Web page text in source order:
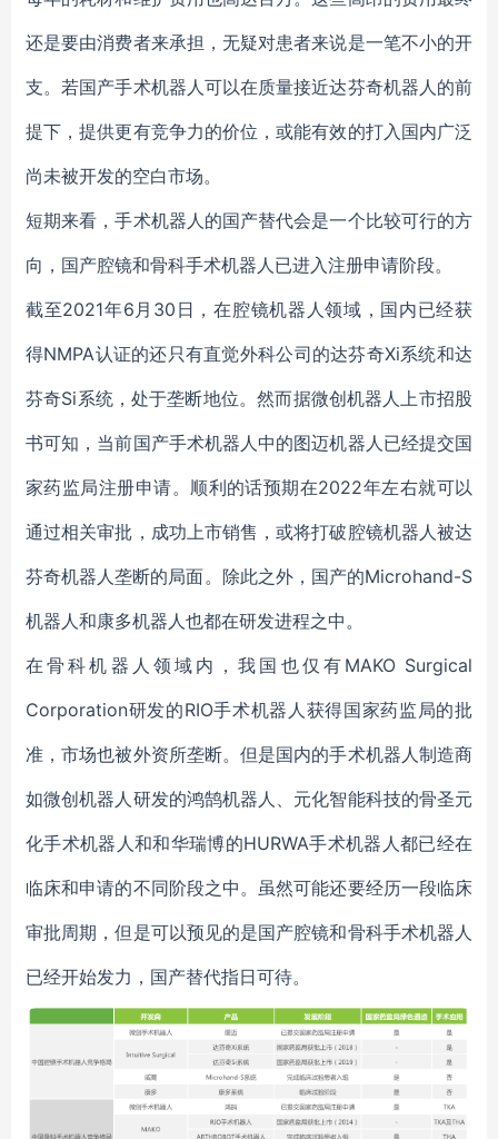
还是要由消费者来承担，无疑对患者来说是一笔不小的开
支。若国产手术机器人可以在质量接近达芬奇机器人的前
提下，提供更有竞争力的价位，或能有效的打入国内广泛
尚未被开发的空白市场。
短期来看，手术机器人的国产替代会是一个比较可行的方
向，国产腔镜和骨科手术机器人已进入注册申请阶段。
截至2021年6月30日，在腔镜机器人领域，国内已经获
得NMPA认证的还只有直觉外科公司的达芬奇Xi系统和达
芬奇Si系统，处于垄断地位。然而据微创机器人上市招股
书可知，当前国产手术机器人中的图迈机器人已经提交国
家药监局注册申请。顺利的话预期在2022年左右就可以
通过相关审批，成功上市销售，或将打破腔镜机器人被达
芬奇机器人垄断的局面。除此之外，国产的Microhand-S
机器人和康多机器人也都在研发进程之中。
在骨科机器人领域内，我国也仅有MAKO Surgical
Corporation研发的RIO手术机器人获得国家药监局的批
准，市场也被外资所垄断。但是国内的手术机器人制造商
如微创机器人研发的鸿鹄机器人、元化智能科技的骨圣元
化手术机器人和和华瑞博的HURWA手术机器人都已经在
临床和申请的不同阶段之中。虽然可能还要经历一段临床
审批周期，但是可以预见的是国产腔镜和骨科手术机器人
已经开始发力，国产替代指日可待。